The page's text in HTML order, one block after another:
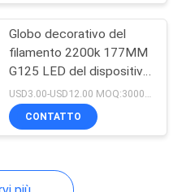
Globo decorativo del
filamento 2200k 177MM
G125 LED del dispositivo
di vetro
USD3.00-USD12.00 MOQ:3000pcs
CONTATTO